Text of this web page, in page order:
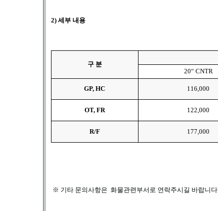
2) 세부 내용
구 분
20“ CNTR
GP, HC 116,000
OT, FR 122,000
R/F 177,000
※ 기타 문의사항은 화물관련부서로 연락주시길 바랍니다.